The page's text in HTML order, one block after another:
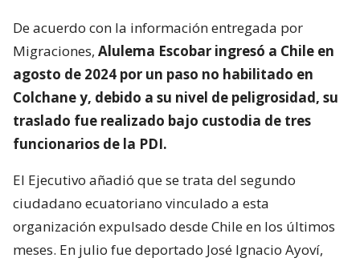
De acuerdo con la información entregada por
Migraciones, Alulema Escobar ingresó a Chile en
agosto de 2024 por un paso no habilitado en
Colchane y, debido a su nivel de peligrosidad, su
traslado fue realizado bajo custodia de tres
funcionarios de la PDI.
El Ejecutivo añadió que se trata del segundo
ciudadano ecuatoriano vinculado a esta
organización expulsado desde Chile en los últimos
meses. En julio fue deportado José Ignacio Ayoví,